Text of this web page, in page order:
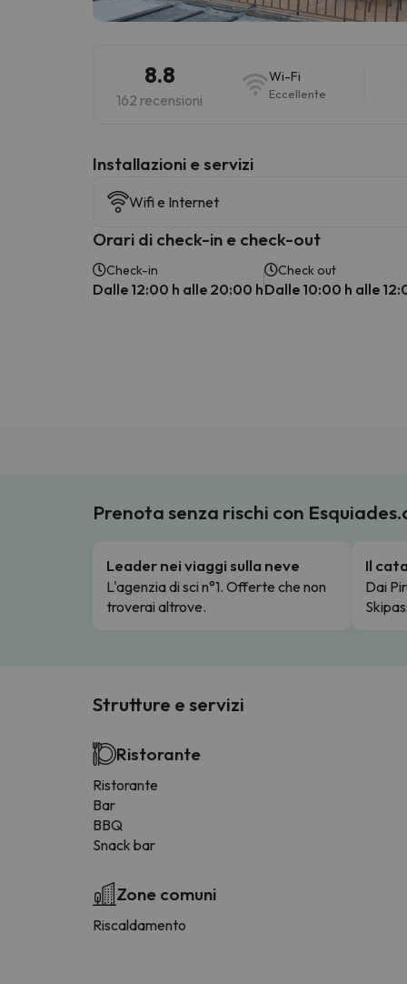
8.8
162 recensioni
Wi-Fi
Eccellente
Installazioni e servizi
Wifi e Internet
Orari di check-in e check-out
Check-in
Dalle 12:00 h alle 20:00 h
Check out
Dalle 10:00 h alle
Prenota senza rischi con
Leader nei viaggi sulla neve
L'agenzia di sci n°1. Offerte che non
troverai altrove.
Il
Dai
Strutture e servizi
Ristorante
Ristorante
Bar
BBQ
Snack bar
Zone comuni
Riscaldamento